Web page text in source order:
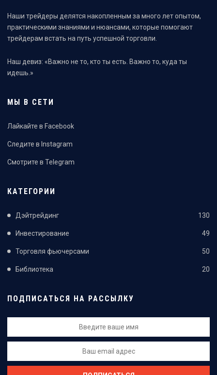
Наши трейдеры делятся накопленным за много лет опытом,
практическими знаниями и нюансами, которые помогают
трейдерам встать на путь успешной торговли.
Наш девиз: «Важно не то, кто ты есть. Важно то, куда ты
идешь.»
МЫ В СЕТИ
Лайкайте в Facebook
Следите в Instagram
Смотрите в Telegram
КАТЕГОРИИ
Дэйтрейдинг 130
Инвестирование 49
Торговля фьючерсами 50
Библиотека 20
ПОДПИСАТЬСЯ НА РАССЫЛКУ